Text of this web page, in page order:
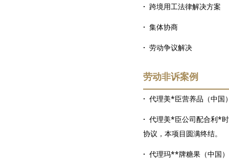
· 跨境用工法律解决方案
· 集体协商
· 劳动争议解决
劳动非诉案例
· 代理美*臣营养品（中国
· 代理美*臣公司配合利*
协议，本项目圆满终结。
· 代理玛**牌糖果（中国